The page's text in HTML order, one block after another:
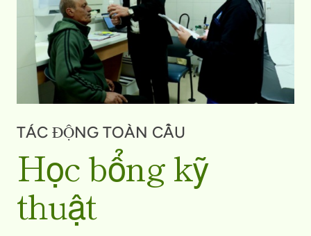
TÁC ĐỘNG TOÀN CẦU
Học bổng kỹ
thuật